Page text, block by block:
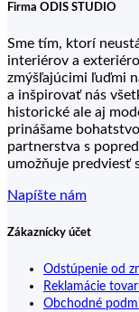
Firma ODIS STUDIO
Sme tím, ktorí
interiérov a
zmýšľajúcimi ľuďmi
a inšpirovať nás
historické ale aj
prinášame
partnerstva s
umožňuje predviesť
Napíšte nám
Zákaznícky účet
Odstúpenie od
Reklamácie
Obchodné